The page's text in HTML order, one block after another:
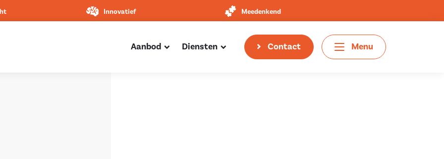
Innovatief Meedenkend
Aanbod Diensten Contact Menu